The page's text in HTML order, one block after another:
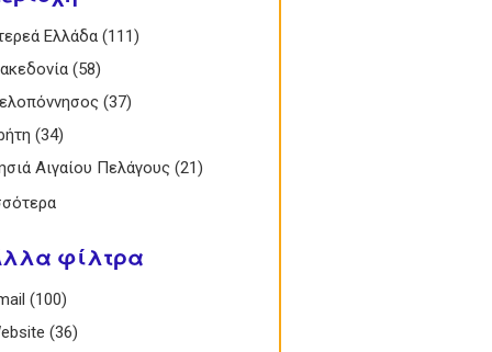
Στερεά Ελλάδα filter
Ελλάδα (111)
Μακεδονία filter
(58)
Πελοπόννησος filter
(37)
Κρήτη filter
(34)
Νησιά Αιγαίου Πελάγους filter
Αιγαίου Πελάγους (21)
φίλτρα
Email filter
(100)
Website filter
(36)